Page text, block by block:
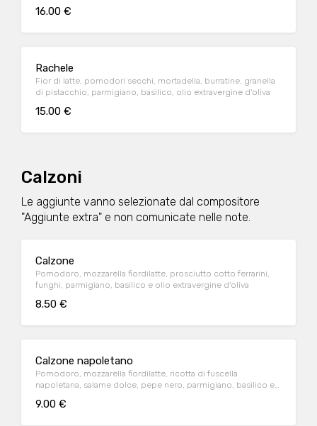
16.00 €
Rachele
Fior di latte, pomodori secchi, mortadella, burratine, granella
di pistacchio, parmigiano, basilico, olio extravergine d'oliva
15.00 €
Calzoni
Le aggiunte vanno selezionate dal compositore
"Aggiunte extra" e non comunicate nelle note.
Calzone
Pomodoro, mozzarella fiordilatte, prosciutto cotto ferrarini,
funghi, parmigiano, basilico e olio extravergine d'oliva
8.50 €
Calzone napoletano
Pomodoro, mozzarella fiordilatte, ricotta di fuscella
napoletana, salame dolce, pepe nero, parmigiano, basilico e
9.00 €